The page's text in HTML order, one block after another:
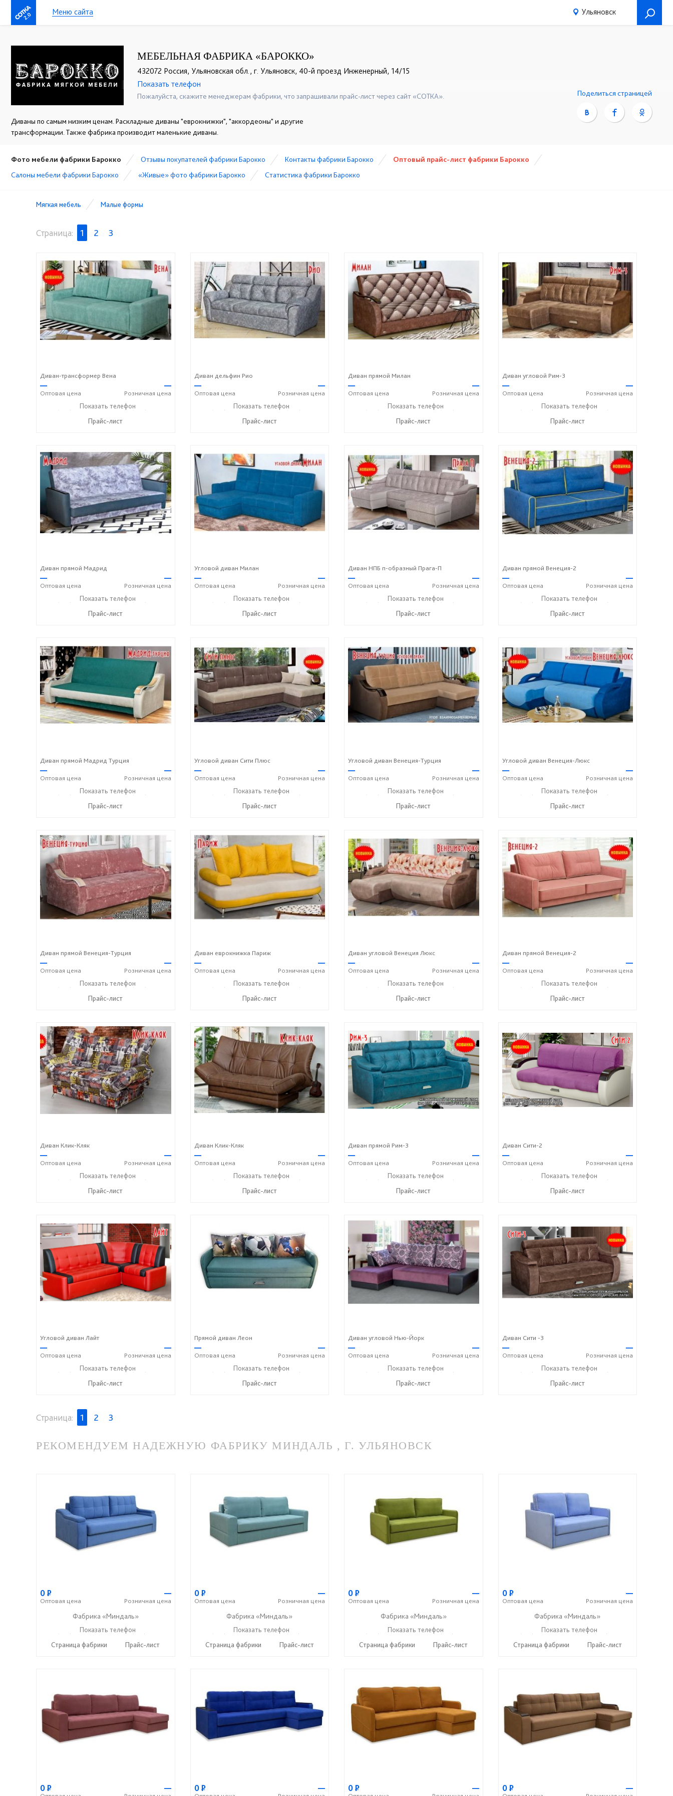
2.0 Меню сайта Ульяновск
МЕБЕЛЬНАЯ ФАБРИКА «БАРОККО»
432072 Россия, Ульяновская обл., г. Ульяновск, 40-й проезд Инженерный, 14/15
☎+7 (927) 806-73-20
Показать телефон
Пожалуйста, скажите менеджерам фабрики, что запрашивали прайс-лист через сайт «СОТКА».
Диваны по самым низким ценам. Раскладные диваны "еврокнижки", "аккордеоны" и другие
трансформации. Также фабрика производит маленькие диваны.
Поделиться страницей
Фото мебели фабрики Барокко Отзывы покупателей фабрики Барокко Контакты фабрики Барокко
Оптовый прайс-лист фабрики Барокко
Cалоны мебели фабрики Барокко
«Живые» фото фабрики Барокко Статистика фабрики Барокко
Мягкая мебель Малые формы
Страница: 1 2 3
Диван-трансформер Вена
—
Оптовая цена
—
Розничная цена
+7 (927) 806-73-20 ☎+7 (905) 184-45-87
Показать телефон
Прайс-лист
Диван дельфин Рио
—
Оптовая цена
—
Розничная цена
+7 (927) 806-73-20 ☎+7 (905) 184-45-87
Показать телефон
Прайс-лист
Диван прямой Милан
—
Оптовая цена
—
Розничная цена
+7 (927) 806-73-20 ☎+7 (905) 184-45-87
Показать телефон
Прайс-лист
Диван угловой Рим-3
—
Оптовая цена
—
Розничная цена
+7 (927) 806-73-20 ☎+7 (905) 184-45-87
Показать телефон
Прайс-лист
Диван прямой Мадрид
—
Оптовая цена
—
Розничная цена
+7 (927) 806-73-20 ☎+7 (905) 184-45-87
Показать телефон
Прайс-лист
Угловой диван Милан
—
Оптовая цена
—
Розничная цена
+7 (927) 806-73-20 ☎+7 (905) 184-45-87
Показать телефон
Прайс-лист
Диван НПБ п-образный Прага-П
—
Оптовая цена
—
Розничная цена
+7 (927) 806-73-20 ☎+7 (905) 184-45-87
Показать телефон
Прайс-лист
Диван прямой Венеция-2
—
Оптовая цена
—
Розничная цена
+7 (927) 806-73-20 ☎+7 (905) 184-45-87
Показать телефон
Прайс-лист
Диван прямой Мадрид Турция
—
Оптовая цена
—
Розничная цена
+7 (927) 806-73-20 ☎+7 (905) 184-45-87
Показать телефон
Прайс-лист
Угловой диван Сити Плюс
—
Оптовая цена
—
Розничная цена
+7 (927) 806-73-20 ☎+7 (905) 184-45-87
Показать телефон
Прайс-лист
Угловой диван Венеция-Турция
—
Оптовая цена
—
Розничная цена
+7 (927) 806-73-20 ☎+7 (905) 184-45-87
Показать телефон
Прайс-лист
Угловой диван Венеция-Люкс
—
Оптовая цена
—
Розничная цена
+7 (927) 806-73-20 ☎+7 (905) 184-45-87
Показать телефон
Прайс-лист
Диван прямой Венеция-Турция
—
Оптовая цена
—
Розничная цена
+7 (927) 806-73-20 ☎+7 (905) 184-45-87
Показать телефон
Прайс-лист
Диван еврокнижка Париж
—
Оптовая цена
—
Розничная цена
+7 (927) 806-73-20 ☎+7 (905) 184-45-87
Показать телефон
Прайс-лист
Диван угловой Венеция Люкс
—
Оптовая цена
—
Розничная цена
+7 (927) 806-73-20 ☎+7 (905) 184-45-87
Показать телефон
Прайс-лист
Диван прямой Венеция-2
—
Оптовая цена
—
Розничная цена
+7 (927) 806-73-20 ☎+7 (905) 184-45-87
Показать телефон
Прайс-лист
Диван Клик-Кляк
—
Оптовая цена
—
Розничная цена
+7 (927) 806-73-20 ☎+7 (905) 184-45-87
Показать телефон
Прайс-лист
Диван Клик-Кляк
—
Оптовая цена
—
Розничная цена
+7 (927) 806-73-20 ☎+7 (905) 184-45-87
Показать телефон
Прайс-лист
Диван прямой Рим-3
—
Оптовая цена
—
Розничная цена
+7 (927) 806-73-20 ☎+7 (905) 184-45-87
Показать телефон
Прайс-лист
Диван Сити-2
—
Оптовая цена
—
Розничная цена
+7 (927) 806-73-20 ☎+7 (905) 184-45-87
Показать телефон
Прайс-лист
Угловой диван Лайт
—
Оптовая цена
—
Розничная цена
+7 (927) 806-73-20 ☎+7 (905) 184-45-87
Показать телефон
Прайс-лист
Прямой диван Леон
—
Оптовая цена
—
Розничная цена
+7 (927) 806-73-20 ☎+7 (905) 184-45-87
Показать телефон
Прайс-лист
Диван угловой Нью-Йорк
—
Оптовая цена
—
Розничная цена
+7 (927) 806-73-20 ☎+7 (905) 184-45-87
Показать телефон
Прайс-лист
Диван Сити -3
—
Оптовая цена
—
Розничная цена
+7 (927) 806-73-20 ☎+7 (905) 184-45-87
Показать телефон
Прайс-лист
Страница: 1 2 3
РЕКОМЕНДУЕМ НАДЕЖНУЮ ФАБРИКУ МИНДАЛЬ , Г. УЛЬЯНОВСК
0Р
Оптовая цена
—
Розничная цена
Фабрика «Миндаль»
+7 (927) 630-62-82 ☎+7 (917) 638-44-17
Показать телефон
Страница фабрики
Прайс-лист
0Р
Оптовая цена
—
Розничная цена
Фабрика «Миндаль»
+7 (927) 630-62-82 ☎+7 (917) 638-44-17
Показать телефон
Страница фабрики
Прайс-лист
0Р
Оптовая цена
—
Розничная цена
Фабрика «Миндаль»
+7 (927) 630-62-82 ☎+7 (917) 638-44-17
Показать телефон
Страница фабрики
Прайс-лист
0Р
Оптовая цена
—
Розничная цена
Фабрика «Миндаль»
+7 (927) 630-62-82 ☎+7 (917) 638-44-17
Показать телефон
Страница фабрики
Прайс-лист
0Р — 0Р — 0Р — 0Р —